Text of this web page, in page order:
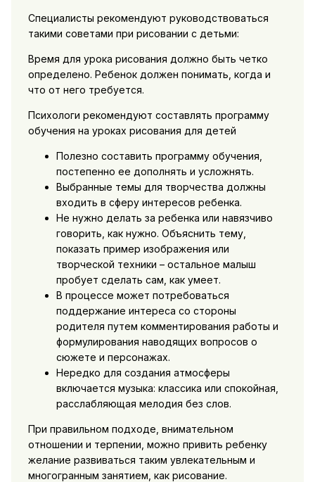
Специалисты рекомендуют руководствоваться
такими советами при рисовании с детьми:
Время для урока рисования должно быть четко
определено. Ребенок должен понимать, когда и
что от него требуется.
Психологи рекомендуют составлять программу
обучения на уроках рисования для детей
Полезно составить программу обучения,
постепенно ее дополнять и усложнять.
Выбранные темы для творчества должны
входить в сферу интересов ребенка.
Не нужно делать за ребенка или навязчиво
говорить, как нужно. Объяснить тему,
показать пример изображения или
творческой техники – остальное малыш
пробует сделать сам, как умеет.
В процессе может потребоваться
поддержание интереса со стороны
родителя путем комментирования работы и
формулирования наводящих вопросов о
сюжете и персонажах.
Нередко для создания атмосферы
включается музыка: классика или спокойная,
расслабляющая мелодия без слов.
При правильном подходе, внимательном
отношении и терпении, можно привить ребенку
желание развиваться таким увлекательным и
многогранным занятием, как рисование.